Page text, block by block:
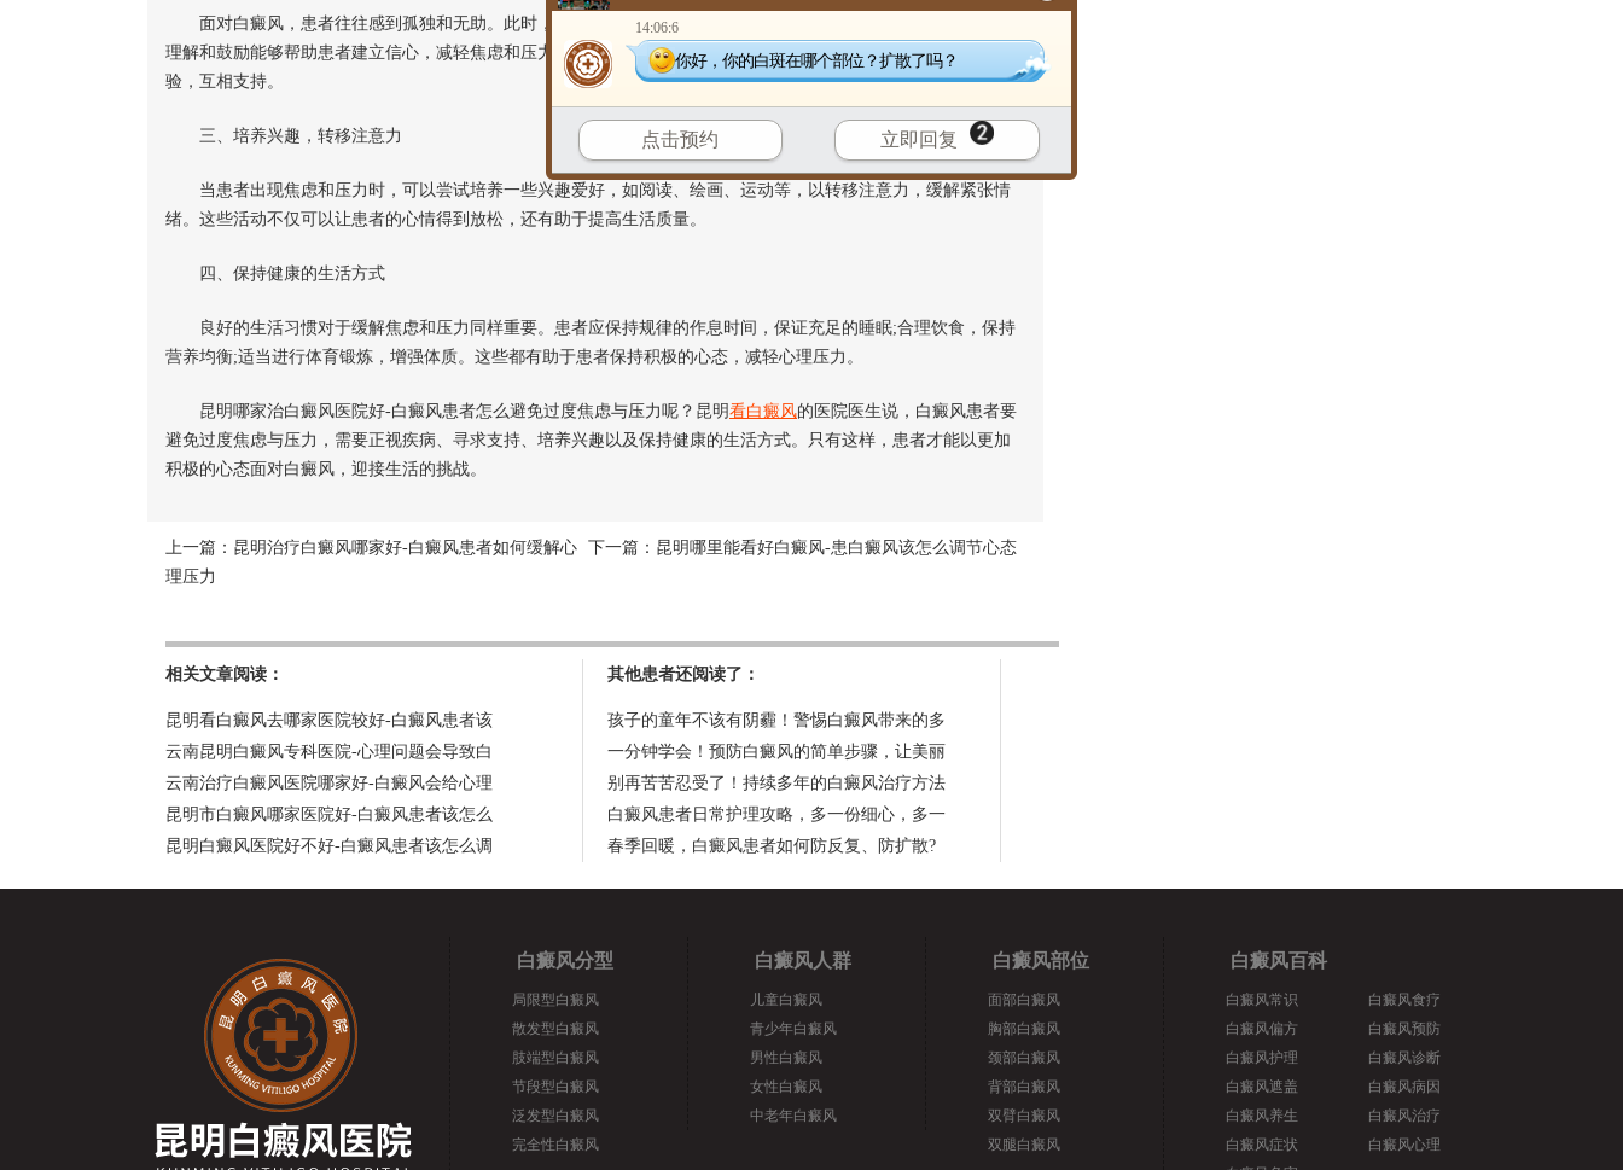
面对白癜风，患者往往感到孤独和无助。此时，寻求家人、朋友或专业心理医生的支持显得尤为重要。他们的
理解和鼓励能够帮助患者建立信心，减轻焦虑和压力。同时，患者也可以加入白癜风患者互助组织，与病友交流经
验，互相支持。
三、培养兴趣，转移注意力
当患者出现焦虑和压力时，可以尝试培养一些兴趣爱好，如阅读、绘画、运动等，以转移注意力，缓解紧张情
绪。这些活动不仅可以让患者的心情得到放松，还有助于提高生活质量。
四、保持健康的生活方式
良好的生活习惯对于缓解焦虑和压力同样重要。患者应保持规律的作息时间，保证充足的睡眠;合理饮食，保持
营养均衡;适当进行体育锻炼，增强体质。这些都有助于患者保持积极的心态，减轻心理压力。
昆明哪家治白癜风医院好-白癜风患者怎么避免过度焦虑与压力呢？昆明看白癜风的医院医生说，白癜风患者要
避免过度焦虑与压力，需要正视疾病、寻求支持、培养兴趣以及保持健康的生活方式。只有这样，患者才能以更加
积极的心态面对白癜风，迎接生活的挑战。
上一篇： 昆明治疗白癜风哪家好-白癜风患者如何缓解心
理压力
下一篇： 昆明哪里能看好白癜风-患白癜风该怎么调节心态
相关文章阅读：
昆明看白癜风去哪家医院较好-白癜风患者该
云南昆明白癜风专科医院-心理问题会导致白
云南治疗白癜风医院哪家好-白癜风会给心理
昆明市白癜风哪家医院好-白癜风患者该怎么
昆明白癜风医院好不好-白癜风患者该怎么调
其他患者还阅读了：
孩子的童年不该有阴霾！警惕白癜风带来的多
一分钟学会！预防白癜风的简单步骤，让美丽
别再苦苦忍受了！持续多年的白癜风治疗方法
白癜风患者日常护理攻略，多一份细心，多一
春季回暖，白癜风患者如何防反复、防扩散?
白癜风分型
局限型白癜风
散发型白癜风
肢端型白癜风
节段型白癜风
泛发型白癜风
完全性白癜风
白癜风人群
儿童白癜风
青少年白癜风
男性白癜风
女性白癜风
中老年白癜风
白癜风部位
面部白癜风
胸部白癜风
颈部白癜风
背部白癜风
双臂白癜风
双腿白癜风
白癜风百科
白癜风常识
白癜风偏方
白癜风护理
白癜风遮盖
白癜风养生
白癜风症状
白癜风食疗
白癜风预防
白癜风诊断
白癜风病因
白癜风治疗
白癜风心理
14:06:6
你好，你的白斑在哪个部位？扩散了吗？
点击预约 立即回复